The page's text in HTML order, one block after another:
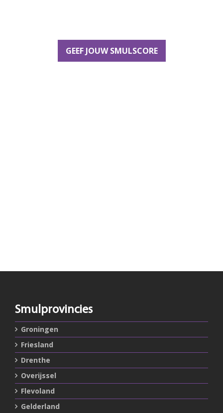
GEEF JOUW SMULSCORE
Smulprovincies
Groningen
Friesland
Drenthe
Overijssel
Flevoland
Gelderland